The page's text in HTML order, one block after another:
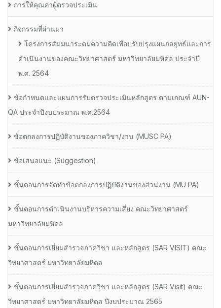
การให้คุณค่าผู้ตรวจประเมิน
กิจกรรมที่ผ่านมา
โครงการสัมมนาระดมความคิดเพื่อปรับปรุงแผนกลยุทธ์และการ
ดำเนินงานของคณะวิทยาศาสตร์ มหาวิทยาลัยมหิดล ประจำปี
พ.ศ. 2564
ข้อกำหนดและแผนการรับตรวจประเมินหลักสูตร ตามเกณฑ์ AUN-
QA ประจำปีงบประมาณ พ.ศ.2564
ข้อตกลงการปฏิบัติงานของภาควิชา/งาน (MUSC PA)
ข้อเสนอแนะ (Suggestion)
ขั้นตอนการจัดทำข้อตกลงการปฏิบัติงานของส่วนงาน (MU PA)
ขั้นตอนการดำเนินงานบริหารความเสี่ยง คณะวิทยาศาสตร์
มหาวิทยาลัยมหิดล
ขั้นตอนการเยี่ยมสำรวจภาควิชา และหลักสูตร (SAR VISIT) คณะ
วิทยาศาสตร์ มหาวิทยาลัยมหิดล
ขั้นตอนการเยี่ยมสำรวจภาควิชา และหลักสูตร (SAR Visit) คณะ
วิทยาศาสตร์ มหาวิทยาลัยมหิดล ปีงบประมาณ 2565